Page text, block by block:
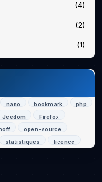
(4)
(2)
(1)
nano bookmark
php
Jeedom
Firefox
open-source
statistiques licence